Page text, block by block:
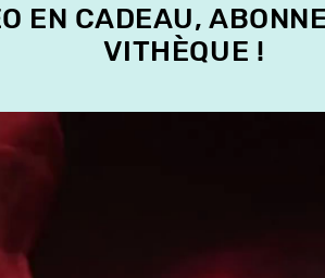
EN CADEAU,
VITHÈQUE !